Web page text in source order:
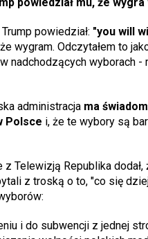
powiedział mu, że
powiedział: "you will
wygram. Odczytałem to
nadchodzących wyborach -
administracja ma
Polsce i, że te wybory są
z Telewizją Republika dodał,
z troską o to, "co się
i do subwencji z jednej